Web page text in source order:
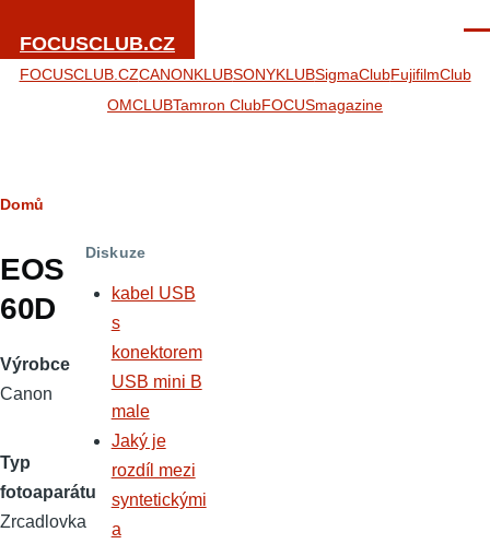
FOCUSCLUB.CZ
FOCUSCLUB.CZCANONKLUBSONYKLUBSigmaClubFujifilmClub
OMCLUBTamron ClubFOCUSmagazine
Drobečková
navigace
Domů
EOS
60D
Výrobce
Canon
Typ
fotoaparátu
Zrcadlovka
Diskuze
kabel USB
s
konektorem
USB mini B
male
Jaký je
rozdíl mezi
syntetickými
a